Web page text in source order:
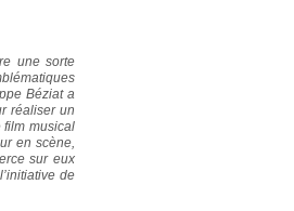
une sorte
Béziat a
réaliser un
film musical
en scène,
sur eux
de